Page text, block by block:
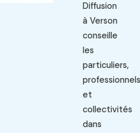
Diffusion
à Verson
conseille
les
particuliers,
professionnels
et
collectivités
dans